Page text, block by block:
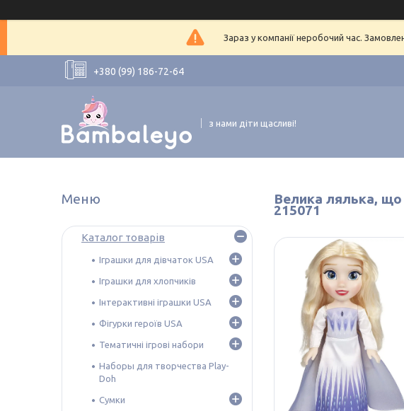
Зараз у компанії неробочий час.
+380 (99) 186-72-64
з нами діти щасливі!
Велика лялька, що
215071
Каталог товарів
Іграшки для дівчаток USA
Іграшки для хлопчиків
Інтерактивні іграшки USA
Фігурки героїв USA
Тематичні ігрові набори
Наборы для творчества Play-
Doh
Сумки